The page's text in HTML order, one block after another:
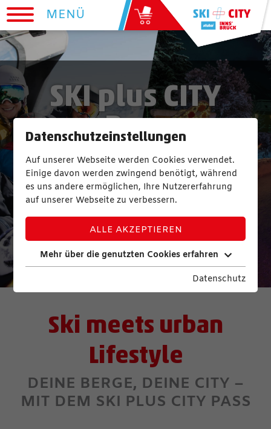
SKI plus CITY
Pass
1 PASS | 12 SKIING RESORTS | 265
KM OF PISTES AND SKI ROUTES
23 SIGHTS | TRANSPORTATION | 1
INDOOR POOL
Ski meets urban
Lifestyle
DEINE BERGE, DEINE CITY –
MIT DEM SKI PLUS CITY PASS
Datenschutzeinstellungen
Auf unserer Webseite werden Cookies verwendet.
Einige davon werden zwingend benötigt, während
es uns andere ermöglichen, Ihre Nutzererfahrung
auf unserer Webseite zu verbessern.
ALLE AKZEPTIEREN
Mehr über die genutzten Cookies erfahren
Datenschutz
MENÜ